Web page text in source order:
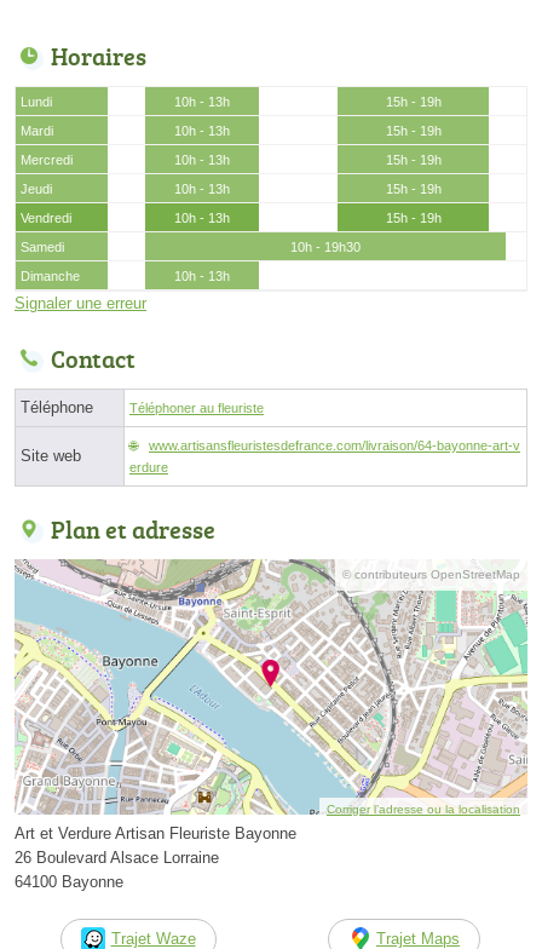
Horaires
Lundi 10h - 13h
15h - 19h
Mardi
10h - 13h
15h - 19h
Mercredi
10h - 13h
15h - 19h
Jeudi
10h - 13h
15h - 19h
Vendredi
10h - 13h
15h - 19h
Samedi
10h - 19h30
Dimanche
10h - 13h
Signaler une erreur
Contact
Téléphone Téléphoner au fleuriste
Site web
www.artisansfleuristesdefrance.com/livraison/64-bayonne-art-v
erdure
Plan et adresse
© contributeurs OpenStreetMap
Corriger l’adresse ou la localisation
Art et Verdure Artisan Fleuriste Bayonne
26 Boulevard Alsace Lorraine
64100 Bayonne
Trajet Waze Trajet Maps